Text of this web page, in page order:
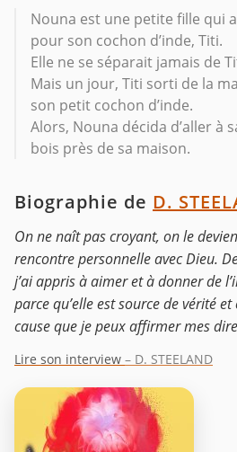
Nouna est une petite fille qui
pour son cochon d’inde, Titi.
Elle ne se séparait jamais de
Mais un jour, Titi sorti de la
son petit cochon d’inde.
Alors, Nouna décida d’aller à
bois près de sa maison.
Biographie de D.
On ne naît pas croyant, on le
rencontre personnelle avec Dieu.
j’ai appris à aimer et à donner de
parce qu’elle est source de vérité et
cause que je peux affirmer mes
Lire son interview – D. STEELAND